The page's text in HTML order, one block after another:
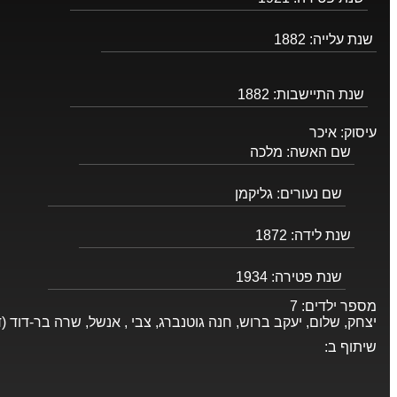
שנת עלייה: 1882
שנת התיישבות: 1882
עיסוק: איכר
שם האשה: מלכה
שם נעורים: גליקמן
שנת לידה: 1872
שנת פטירה: 1934
מספר ילדים: 7
יצחק, שלום, יעקב ברוש, חנה גוטנברג, צבי , אנשל, שרה בר-דוד
שיתוף ב: